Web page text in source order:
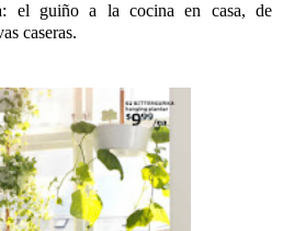
el guiño a la cocina en casa, de
caseras.